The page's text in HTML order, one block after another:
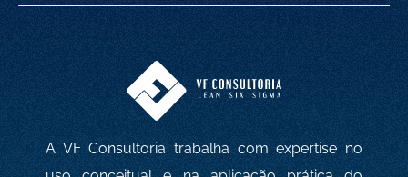
A VF Consultoria trabalha com expertise no